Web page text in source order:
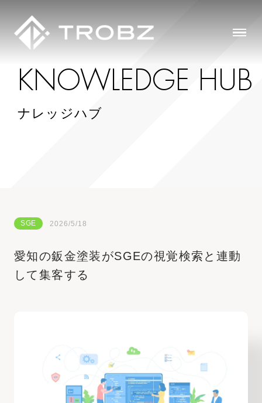
KNOW E DGE H UB
ナレッジハブ
SGE 2026/5/18
愛知の鈑金塗装がSGEの視覚検索と連動
して集客する